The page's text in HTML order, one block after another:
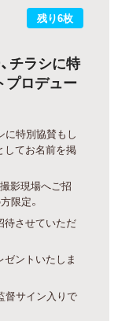
残り6枚
チラシに特
プロデュー
に特別協賛もし
してお名前を掲
撮影現場へご招
限定。
待させていただ
ントいたしま
督サイン入りで